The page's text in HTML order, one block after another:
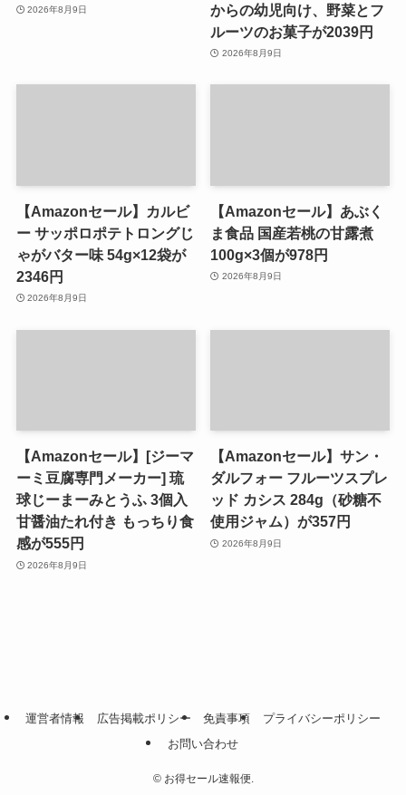
2026年8月9日
からの幼児向け、野菜とフ
ルーツのお菓子が2039円
2026年8月9日
【Amazonセール】カルビ
ー サッポロポテトロングじ
ゃがバター味 54g×12袋が
2346円
2026年8月9日
【Amazonセール】あぶく
ま食品 国産若桃の甘露煮
100g×3個が978円
2026年8月9日
【Amazonセール】[ジーマ
ーミ豆腐専門メーカー] 琉
球じーまーみとうふ 3個入
甘醤油たれ付き もっちり食
感が555円
2026年8月9日
【Amazonセール】サン・
ダルフォー フルーツスプレ
ッド カシス 284g（砂糖不
使用ジャム）が357円
2026年8月9日
運営者情報 広告掲載ポリシー 免責事項
プライバシーポリシー
お問い合わせ
©お得セール速報便.